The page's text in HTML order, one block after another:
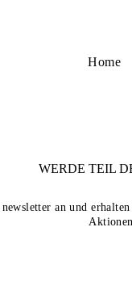
Home
WERDE TEIL
an und